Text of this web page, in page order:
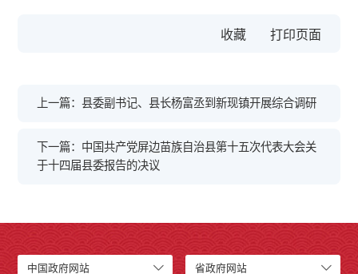
收藏
上一篇：县委副书记、县长杨富丞到新现镇开展综合调研
下一篇：中国共产党屏边苗族自治县第十五次代表大会关
于十四届县委报告的决议
中国政府网站 省政府网站